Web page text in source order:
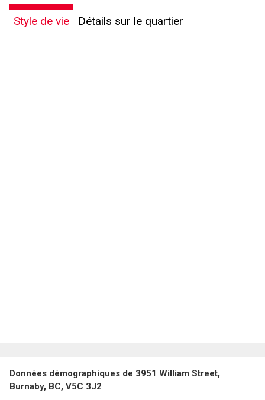
Style de vie Détails sur le quartier
Données démographiques de 3951 William Street,
Burnaby, BC, V5C 3J2